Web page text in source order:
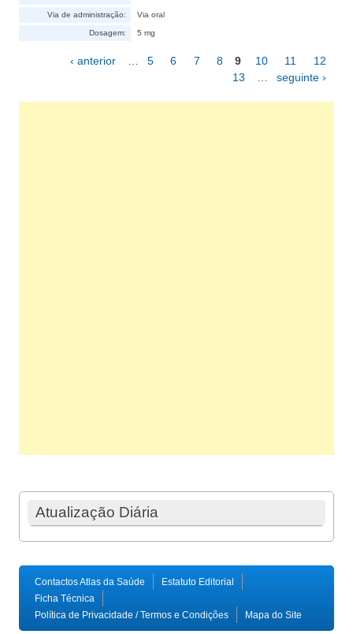
Via de administração: Via oral
Dosagem: 5 mg
Páginas‹ anterior 5 6 7 8 9 10 11
12
13
seguinte ›
Atualização Diária
Contactos Atlas da Saúde
Estatuto Editorial
Ficha Técnica
Política de Privacidade / Termos e Condições
Mapa do Site